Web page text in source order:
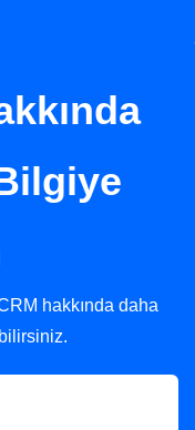
hakkında daha